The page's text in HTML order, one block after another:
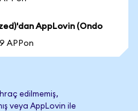
AppLovin (Ondo
APPon
edilmemiş,
veya AppLovin ile